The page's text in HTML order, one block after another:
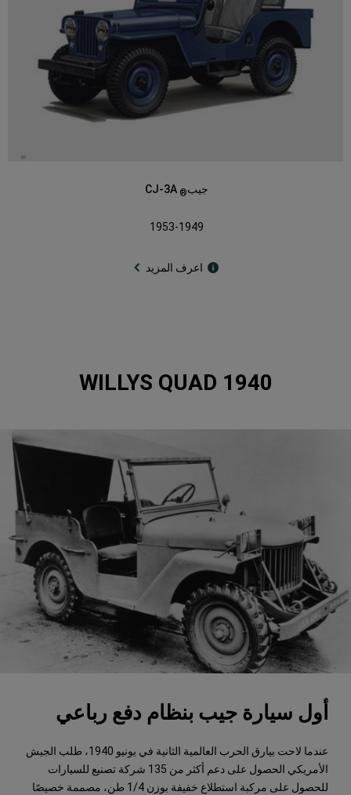
جيب®
1953-1949
اعرف المزيد
1940 WILLYS QUAD
أول سيارة جيب بنظام دفع رباعي
عندما لاحت بيارق الحرب العالمية الثانية في يونيو 1940، طلب الجيش
الأمريكي الحصول على دعم أكثر من 135 شركة تصنيع للسيارات
للحصول على مركبة استطلاع خفيفة بوزن 1/4 طن، مصممة خصيصًا